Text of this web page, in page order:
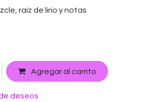
raíz de lirio y notas
Agregar al carrito
deseos